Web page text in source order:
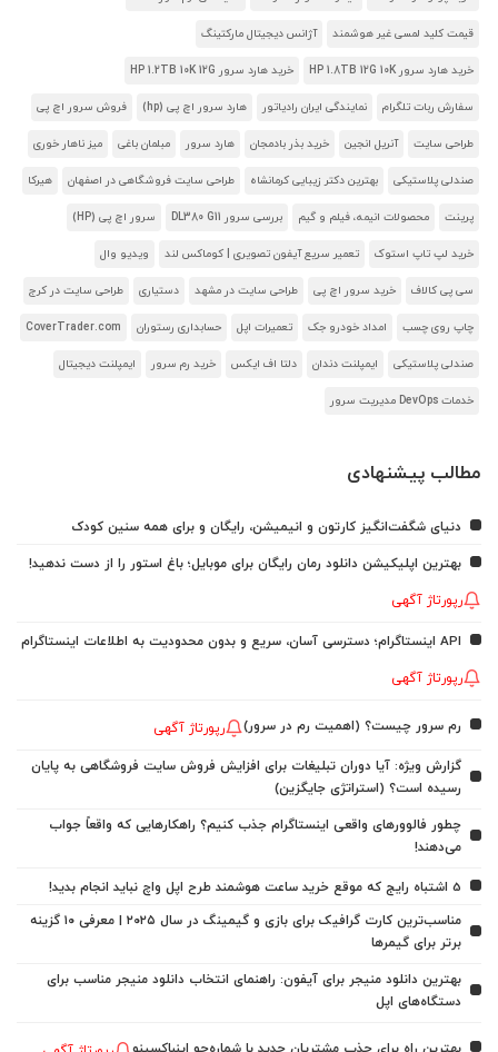
قیمت کلید لمسی غیر هوشمند آژانس دیجیتال مارکتینگ
خرید هارد سرور HP 1.8TB 12G 10K خرید هارد سرور HP 1.2TB 10K 12G
سفارش ربات تلگرام نمایندگی ایران رادیاتور هارد سرور اچ پی (hp) فروش سرور اچ پی
طراحی سایت آنریل انجین خرید بذر بادمجان هارد سرور مبلمان باغی میز ناهار خوری
صندلی پلاستیکی بهترین دکتر زیبایی کرمانشاه طراحی سایت فروشگاهی در اصفهان هیرکا
پرینت محصولات انیمه، فیلم و گیم بررسی سرور DL380 G11 سرور اچ پی (HP)
خرید لپ تاپ استوک تعمیر سریع آیفون تصویری | کوماکس لند ویدیو وال
سی پی کالاف خرید سرور اچ پی طراحی سایت در مشهد دستیاری طراحی سایت در کرج
چاپ روی چسب امداد خودرو جک تعمیرات اپل حسابداری رستوران CoverTrader.com
صندلی پلاستیکی ایمپلنت دندان دلتا اف ایکس خرید رم سرور ایمپلنت دیجیتال
خدمات DevOps مدیریت سرور
مطالب پیشنهادی
دنیای شگفت‌انگیز کارتون و انیمیشن، رایگان و برای همه سنین کودک
بهترین اپلیکیشن دانلود رمان رایگان برای موبایل؛ باغ استور را از دست ندهید!
رپورتاژ آگهی
API اینستاگرام؛ دسترسی آسان، سریع و بدون محدودیت به اطلاعات اینستاگرام
رپورتاژ آگهی
رم سرور چیست؟ (اهمیت رم در سرور) رپورتاژ آگهی
گزارش ویژه: آیا دوران تبلیغات برای افزایش فروش سایت فروشگاهی به پایان
رسیده است؟ (استراتژی جایگزین)
چطور فالوورهای واقعی اینستاگرام جذب کنیم؟ راهکارهایی که واقعاً جواب
می‌دهند!
5 اشتباه رایج که موقع خرید ساعت هوشمند طرح اپل واچ نباید انجام بدید!
مناسب‌ترین کارت گرافیک برای بازی و گیمینگ در سال ۲۰۲۵ | معرفی ۱۰ گزینه
برتر برای گیمرها
بهترین دانلود منیجر برای آیفون: راهنمای انتخاب دانلود منیجر مناسب برای
دستگاه‌های اپل
بهترین راه برای جذب مشتریان جدید با شماره‌جو اینباکسینو